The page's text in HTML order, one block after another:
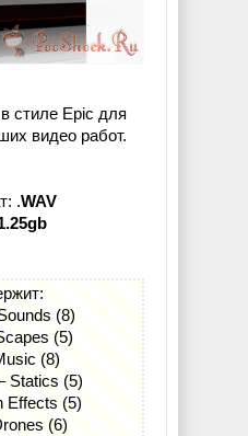
стиле Epic для
видео работ.
.WAV
(8)
(5)
(8)
Statics (5)
Effects (5)
(6)